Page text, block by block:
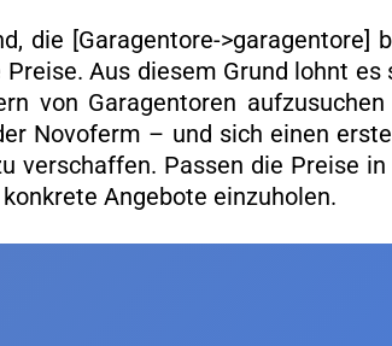
die [Ga­ra­gen­to­re->ga­ra­gen­to­re]
Aus die­sem Grund lohnt es
von Ga­ra­gen­to­ren
No­vo­ferm – und sich einen
ver­schaf­fen. Pas­sen die Prei­se
An­ge­bo­te ein­zu­ho­len.